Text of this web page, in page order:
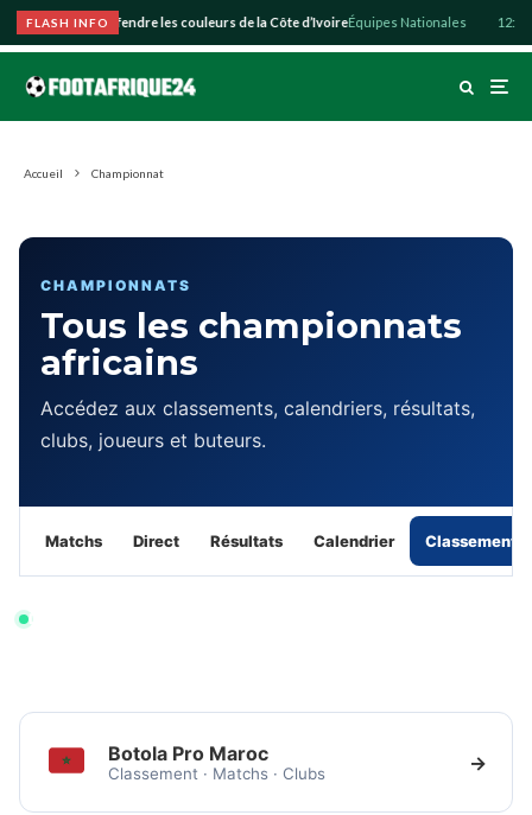
FLASH INFO
souhaite défendre les couleurs de la Côte d’IvoireÉquipes Nationales 12:28
Accueil Championnat
CHAMPIONNATS
Tous les championnats
africains
Accédez aux classements, calendriers, résultats,
clubs, joueurs et buteurs.
Matchs Direct Résultats Calendrier Classements
Données vérifiées
Botola Pro Maroc
Classement · Matchs · Clubs →